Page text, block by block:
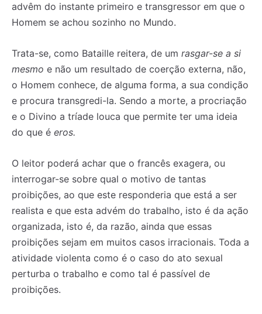
advêm do instante primeiro e transgressor em que o
Homem se achou sozinho no Mundo.
Trata-se, como Bataille reitera, de um rasgar-se a si
mesmo e não um resultado de coerção externa, não,
o Homem conhece, de alguma forma, a sua condição
e procura transgredi-la. Sendo a morte, a procriação
e o Divino a tríade louca que permite ter uma ideia
do que é eros.
O leitor poderá achar que o francês exagera, ou
interrogar-se sobre qual o motivo de tantas
proibições, ao que este responderia que está a ser
realista e que esta advém do trabalho, isto é da ação
organizada, isto é, da razão, ainda que essas
proibições sejam em muitos casos irracionais. Toda a
atividade violenta como é o caso do ato sexual
perturba o trabalho e como tal é passível de
proibições.